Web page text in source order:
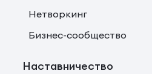
Нетворкинг
Бизнес-сообщество
Наставничество